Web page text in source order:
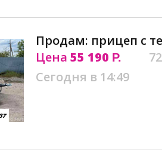
Продам: прицеп с
Цена 55 190 Р.
Сегодня в 14:49